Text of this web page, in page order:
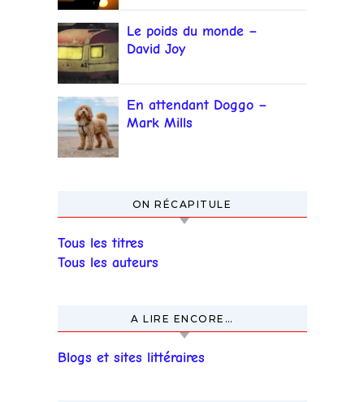
Le poids du monde –
David Joy
En attendant Doggo –
Mark Mills
ON RÉCAPITULE
Tous les titres
Tous les auteurs
A LIRE ENCORE…
Blogs et sites littéraires